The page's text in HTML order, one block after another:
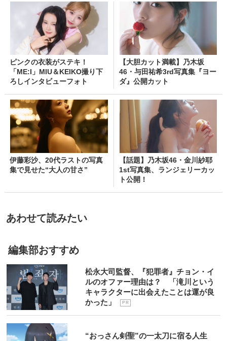
ピンクの衣装がステキ！
「ME:I」MIU＆KEIKO撮り下
ろしインタビューフォト
【大胆カット満載】乃木坂
46・与田祐希3rd写真集『ヨー
ダ』公開カット
伊藤彩沙、20代ラストの写真
集で見せた“大人の甘さ”
【話題】乃木坂46・金川紗耶
1st写真集、ランジェリーカッ
ト公開！
あわせて読みたい
編集部おすすめ
松永大司監督、『犯罪者』チョン・イ
ルのオファー理由は？ 「滝川という
キャラクターに出会えたことは運が良
かった」
P R
“おっさん剣聖”の一太刀に宿る人生